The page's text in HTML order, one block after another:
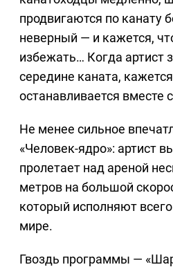
продвигаются по канату
неверный — и кажется,
избежать… Когда артист
середине каната,
останавливается вместе
Не менее сильное
«Человек-ядро»: артист
пролетает над ареной
метров на большой
который исполняют
мире.
Гвоздь программы —